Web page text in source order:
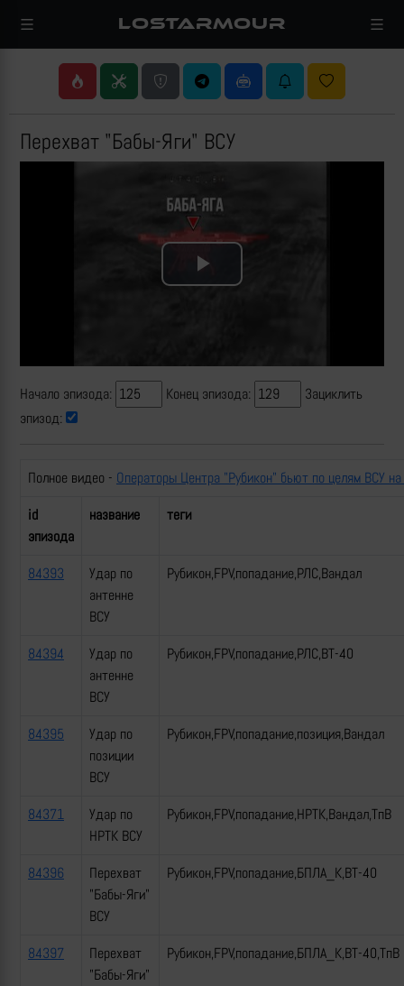
LOSTARMOUR
Перехват "Бабы-Яги" ВСУ
Play
Начало эпизода: Конец эпизода:
Зациклить
эпизод:
Полное видео - Операторы Центра "Рубикон" бьют по целям ВСУ
id
эпизода
название теги
84393
Удар по
антенне
ВСУ
Рубикон,FPV,попадание,РЛС,Вандал
84394
Удар по
антенне
ВСУ
Рубикон,FPV,попадание,РЛС,ВТ-40
84395
Удар по
позиции
ВСУ
Рубикон,FPV,попадание,позиция,Вандал
84371
Удар по
НРТК ВСУ
Рубикон,FPV,попадание,НРТК,Вандал,ТпВ
84396
Перехват
"Бабы-Яги"
ВСУ
Рубикон,FPV,попадание,БПЛА_К,ВТ-40
84397
Перехват
"Бабы-Яги"
Рубикон,FPV,попадание,БПЛА_К,ВТ-40,ТпВ